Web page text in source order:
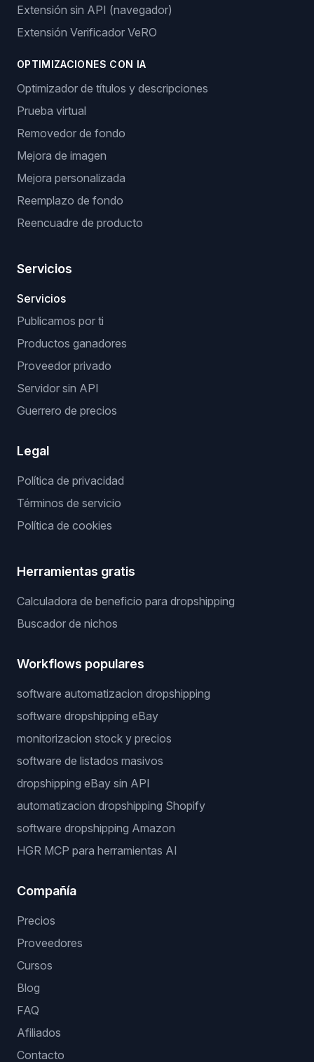
Extensión sin API (navegador)
Extensión Verificador VeRO
OPTIMIZACIONES CON IA
Optimizador de títulos y descripciones
Prueba virtual
Removedor de fondo
Mejora de imagen
Mejora personalizada
Reemplazo de fondo
Reencuadre de producto
Servicios
Servicios
Publicamos por ti
Productos ganadores
Proveedor privado
Servidor sin API
Guerrero de precios
Legal
Política de privacidad
Términos de servicio
Política de cookies
Herramientas gratis
Calculadora de beneficio para dropshipping
Buscador de nichos
Workflows populares
software automatizacion dropshipping
software dropshipping eBay
monitorizacion stock y precios
software de listados masivos
dropshipping eBay sin API
automatizacion dropshipping Shopify
software dropshipping Amazon
HGR MCP para herramientas AI
Compañía
Precios
Proveedores
Cursos
Blog
FAQ
Afiliados
Contacto